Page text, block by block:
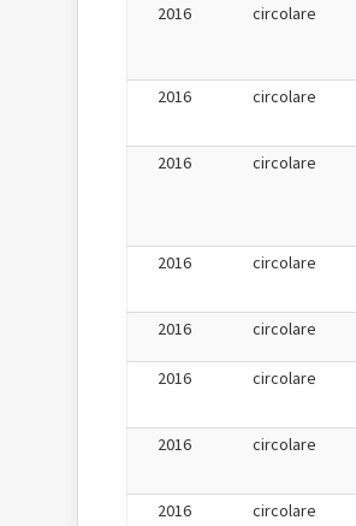
2016
circolare
2016
circolare
2016
circolare
2016
circolare
2016
circolare
2016
circolare
2016
circolare
2016
circolare